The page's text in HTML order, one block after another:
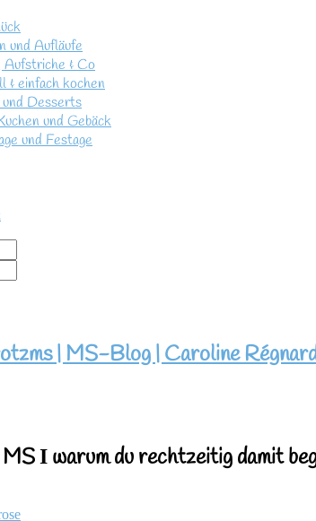
und Aufläufe
Aufstriche & Co
& einfach kochen
Desserts
und Gebäck
und Festage
Ι warum du rechtzeitig damit